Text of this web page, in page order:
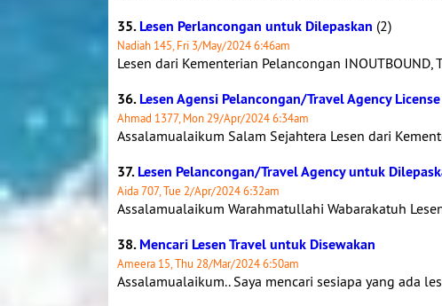
35.Lesen Perlancongan untuk Dilepaskan (2)
Nadiah 145, Fri 3/May/2024 6:46am
Lesen dari Kementerian Pelancongan INOUTBOUND,
36.Lesen Agensi Pelancongan/Travel Agency
Ahmad 1377, Mon 29/Apr/2024 6:34am
Assalamualaikum Salam Sejahtera Lesen dari
37.Lesen Pelancongan/Travel Agency untuk
Aida 707, Tue 2/Apr/2024 6:32am
Assalamualaikum Warahmatullahi Wabarakatuh
38.Mencari Lesen Travel untuk Disewakan
Ameera 15, Thu 28/Mar/2024 6:50am
Assalamualaikum.. Saya mencari sesiapa yang ada